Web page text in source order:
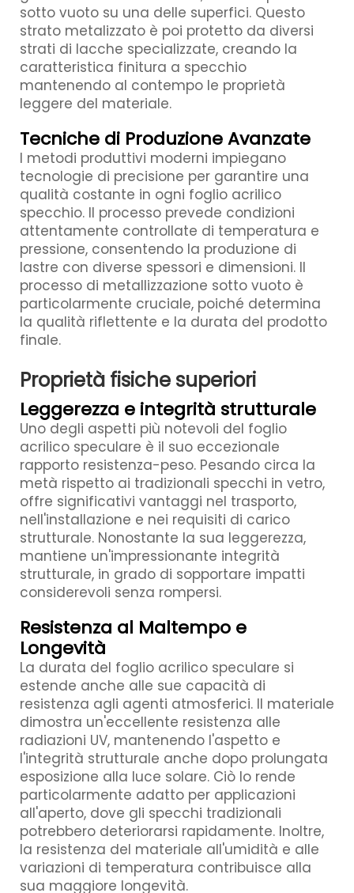
sotto vuoto su una delle superfici. Questo
strato metalizzato è poi protetto da diversi
strati di lacche specializzate, creando la
caratteristica finitura a specchio
mantenendo al contempo le proprietà
leggere del materiale.
Tecniche di Produzione Avanzate
I metodi produttivi moderni impiegano
tecnologie di precisione per garantire una
qualità costante in ogni foglio acrilico
specchio. Il processo prevede condizioni
attentamente controllate di temperatura e
pressione, consentendo la produzione di
lastre con diverse spessori e dimensioni. Il
processo di metallizzazione sotto vuoto è
particolarmente cruciale, poiché determina
la qualità riflettente e la durata del prodotto
finale.
Proprietà fisiche superiori
Leggerezza e integrità strutturale
Uno degli aspetti più notevoli del foglio
acrilico speculare è il suo eccezionale
rapporto resistenza-peso. Pesando circa la
metà rispetto ai tradizionali specchi in vetro,
offre significativi vantaggi nel trasporto,
nell'installazione e nei requisiti di carico
strutturale. Nonostante la sua leggerezza,
mantiene un'impressionante integrità
strutturale, in grado di sopportare impatti
considerevoli senza rompersi.
Resistenza al Maltempo e
Longevità
La durata del foglio acrilico speculare si
estende anche alle sue capacità di
resistenza agli agenti atmosferici. Il materiale
dimostra un'eccellente resistenza alle
radiazioni UV, mantenendo l'aspetto e
l'integrità strutturale anche dopo prolungata
esposizione alla luce solare. Ciò lo rende
particolarmente adatto per applicazioni
all'aperto, dove gli specchi tradizionali
potrebbero deteriorarsi rapidamente. Inoltre,
la resistenza del materiale all'umidità e alle
variazioni di temperatura contribuisce alla
sua maggiore longevità.